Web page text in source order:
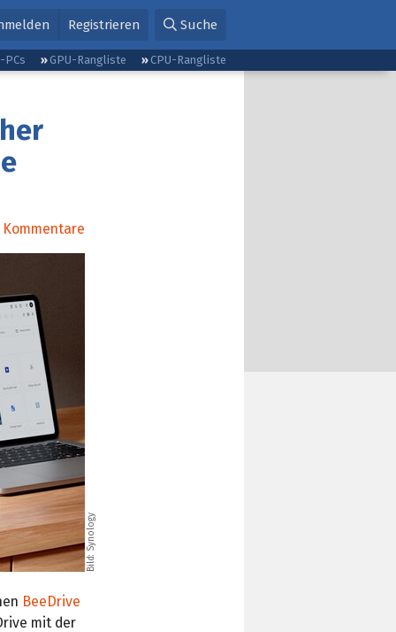
Registrieren Suche
PCs GPU-Rangliste CPU-Rangliste
Kommentare
Bild: Synology
BeeDrive
mit der